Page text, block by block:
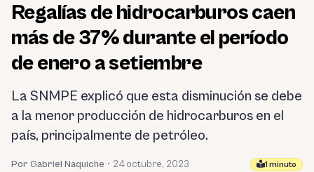
Regalías de hidrocarburos caen
más de 37% durante el período
de enero a setiembre
La SNMPE explicó que esta disminución se debe
a la menor producción de hidrocarburos en el
país, principalmente de petróleo.
Por Gabriel Naquiche • 24 octubre, 2023 1 minuto